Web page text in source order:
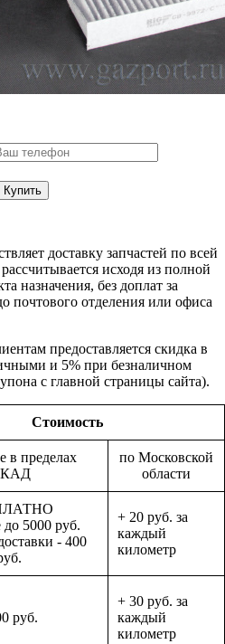
доставку запчастей по всей
исходя из полной
назначения, без доплат за
почтового отделения или офиса
предоставляется скидка в
и 5% при безналичном
с главной страницы сайта).
Стоимость
в пределах
по Московской
области
до 5000 руб.
- 400
+ 20 руб. за
каждый
километр
руб.
+ 30 руб. за
каждый
километр